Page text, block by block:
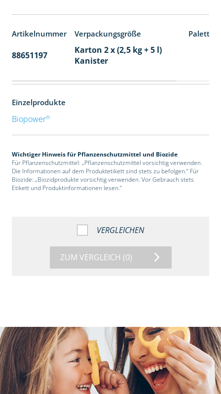
Artikelnummer Verpackungsgröße
88651197
Karton 2 x (2,5 kg + 5 l)
Kanister
Einzelprodukte
Biopower®
Wichtiger Hinweis für Pflanzenschutzmittel und Biozide
Für Pflanzenschutzmittel: „Pflanzenschutzmittel vorsichtig verwenden.
Die Informationen auf dem Produktetikett sind stets zu befolgen.“ Für
Biozide: „Biozidprodukte vorsichtig verwenden. Vor Gebrauch stets
Etikett und Produktinformationen lesen.“
VERGLEICHEN
ZUM VERGLEICH (0)